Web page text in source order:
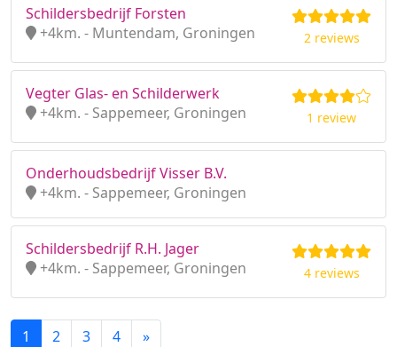
Schildersbedrijf Forsten
+4km. - Muntendam, Groningen
2 reviews
Vegter Glas- en Schilderwerk
+4km. - Sappemeer, Groningen
1 review
Onderhoudsbedrijf Visser B.V.
+4km. - Sappemeer, Groningen
Schildersbedrijf R.H. Jager
+4km. - Sappemeer, Groningen
4 reviews
1 2 3 4 »